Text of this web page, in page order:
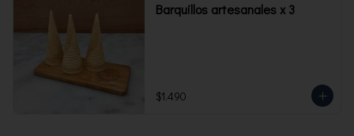
Barquillos artesanales x 3
$1.490